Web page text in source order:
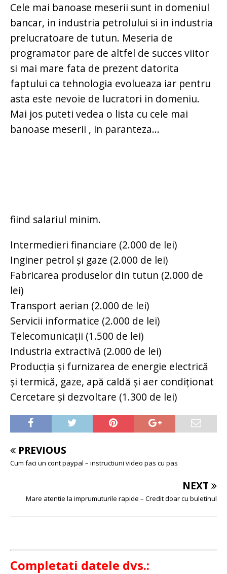
Cele mai banoase meserii sunt in domeniul
bancar, in industria petrolului si in industria
prelucratoare de tutun. Meseria de
programator pare de altfel de succes viitor
si mai mare fata de prezent datorita
faptului ca tehnologia evolueaza iar pentru
asta este nevoie de lucratori in domeniu.
Mai jos puteti vedea o lista cu cele mai
banoase meserii , in paranteza...
fiind salariul minim.
Intermedieri financiare (2.000 de lei)
Inginer petrol şi gaze (2.000 de lei)
Fabricarea produselor din tutun (2.000 de
lei)
Transport aerian (2.000 de lei)
Servicii informatice (2.000 de lei)
Telecomunicaţii (1.500 de lei)
Industria extractivă (2.000 de lei)
Producţia şi furnizarea de energie electrică
şi termică, gaze, apă caldă şi aer condiţionat
Cercetare şi dezvoltare (1.300 de lei)
PREVIOUS
Cum faci un cont paypal – instructiuni video pas cu pas
NEXT
Mare atentie la imprumuturile rapide – Credit doar cu buletinul
Completati datele dvs.: